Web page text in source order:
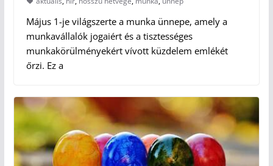
Május 1-je világszerte a munka ünnepe, amely a
munkavállalók jogaiért és a tisztességes
munkakörülményekért vívott küzdelem emlékét
őrzi. Ez a